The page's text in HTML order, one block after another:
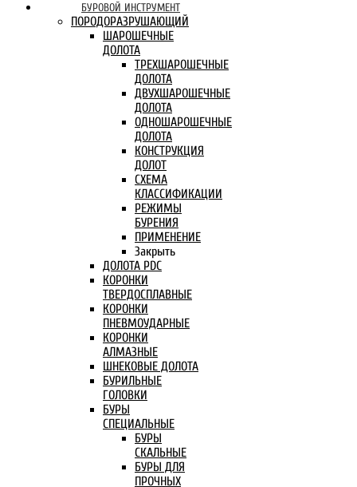
БУРОВОЙ ИНСТРУМЕНТ
ПОРОДОРАЗРУШАЮЩИЙ
ШАРОШЕЧНЫЕ
ДОЛОТА
ТРЕХШАРОШЕЧНЫЕ
ДОЛОТА
ДВУХШАРОШЕЧНЫЕ
ДОЛОТА
ОДНОШАРОШЕЧНЫЕ
ДОЛОТА
КОНСТРУКЦИЯ
ДОЛОТ
СХЕМА
КЛАССИФИКАЦИИ
РЕЖИМЫ
БУРЕНИЯ
ПРИМЕНЕНИЕ
Закрыть
ДОЛОТА PDC
КОРОНКИ
ТВЕРДОСПЛАВНЫЕ
КОРОНКИ
ПНЕВМОУДАРНЫЕ
КОРОНКИ
АЛМАЗНЫЕ
ШНЕКОВЫЕ ДОЛОТА
БУРИЛЬНЫЕ
ГОЛОВКИ
БУРЫ
СПЕЦИАЛЬНЫЕ
БУРЫ
СКАЛЬНЫЕ
БУРЫ ДЛЯ
ПРОЧНЫХ